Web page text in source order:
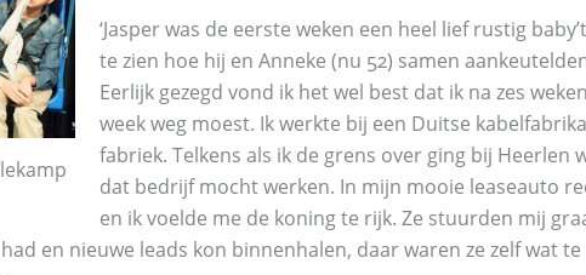
‘Jasper was de eerste weken een heel lief rustig
te zien hoe hij en Anneke (nu 52) samen
Eerlijk gezegd vond ik het wel best dat ik na zes
week weg moest. Ik werkte bij een Duitse
fabriek. Telkens als ik de grens over ging bij Heerlen
dat bedrijf mocht werken. In mijn mooie leaseauto
en ik voelde me de koning te rijk. Ze stuurden mij
en nieuwe leads kon binnenhalen, daar waren ze zelf wat